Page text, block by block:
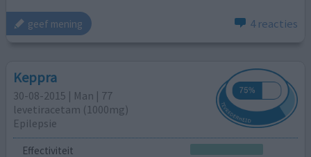
geef mening 4 reacties
Keppra
30-08-2015 | Man | 77
levetiracetam (1000mg)
Epilepsie
Effectiviteit